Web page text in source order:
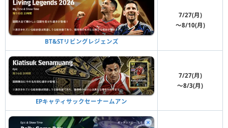
BT&STリビングレジェンズ
7/27(月)
〜8/10(月)
EPキャティサックセーナームアン
7/27(月)
〜8/3(月)